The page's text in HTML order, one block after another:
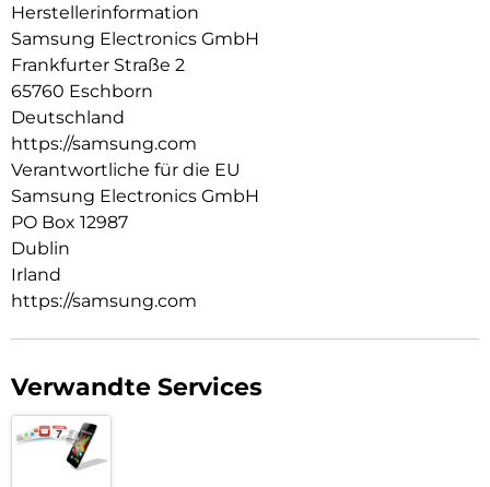
Das Clear Case bringt die Farbe deines A54 5G zur Geltung
und bietet dir gleichzeitig viel Platz, um deinem Case eine
persönliche Note zu verleihen. Beklebe es mit Stickern und
Herstellerinformation
Samsung Electronics GmbH
Frankfurter Straße 2
65760 Eschborn
Deutschland
https://samsung.com
Verantwortliche für die EU
Samsung Electronics GmbH
PO Box 12987
Dublin
Irland
https://samsung.com
Verwandte Services